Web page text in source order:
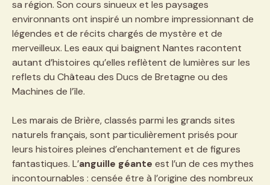
sa région. Son cours sinueux et les paysages
environnants ont inspiré un nombre impressionnant de
légendes et de récits chargés de mystère et de
merveilleux. Les eaux qui baignent Nantes racontent
autant d’histoires qu’elles reflètent de lumières sur les
reflets du Château des Ducs de Bretagne ou des
Machines de l’île.
Les marais de Brière, classés parmi les grands sites
naturels français, sont particulièrement prisés pour
leurs histoires pleines d’enchantement et de figures
fantastiques. L’anguille géante est l’un de ces mythes
incontournables : censée être à l’origine des nombreux